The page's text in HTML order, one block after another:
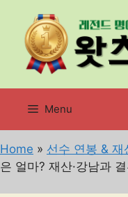
기
Menu
Home » 선수 연봉 & 재
은 얼마? 재산·강남과